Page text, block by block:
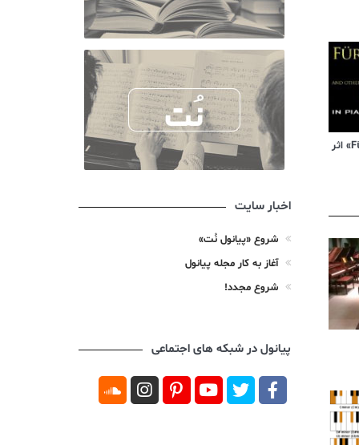
ویدیوی آموزشی «Für Elise» اثر
اخبار سایت
شروع «پیانول نُت»
آغاز به کار مجله پیانول
شروع مجدد!
پیانول در شبکه های اجتماعی